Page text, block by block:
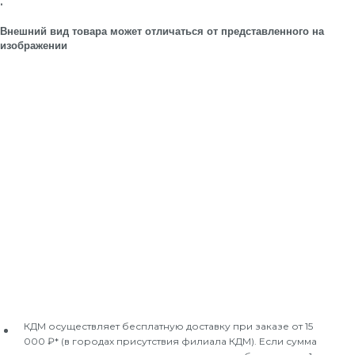
Внешний вид товара может отличаться от представленного на
изображении
КДМ осуществляет бесплатную доставку при заказе от 15
000 ₽* (в городах присутствия филиала КДМ). Если сумма